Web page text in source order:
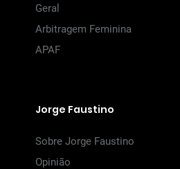
Geral
Arbitragem Feminina
APAF
Jorge Faustino
Sobre Jorge Faustino
Opinião